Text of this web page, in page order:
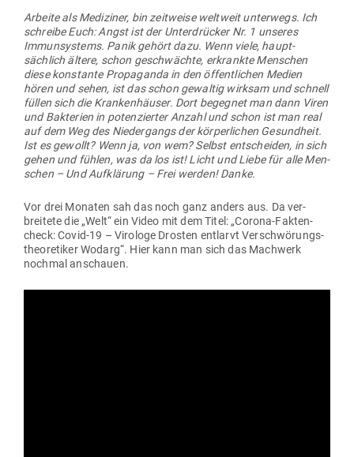
Arbeite als Medi­ziner, bin zeit­weise weltweit unterwegs. Ich
schreibe Euch: Angst ist der Unter­drücker Nr. 1 unseres
Immun­systems. Panik gehört dazu. Wenn viele, haupt­
sächlich ältere, schon geschwächte, erkrankte Men­schen
diese kon­stante Pro­pa­ganda in den öffent­lichen Medien
hören und sehen, ist das schon gewaltig wirksam und schnell
füllen sich die Kran­ken­häuser. Dort begegnet man dann Viren
und Bak­terien in poten­zierter Anzahl und schon ist man real
auf dem Weg des Nie­der­gangs der kör­per­lichen Gesundheit.
Ist es gewollt? Wenn ja, von wem? Selbst ent­scheiden, in sich
gehen und fühlen, was da los ist! Licht und Liebe für alle Men­
schen – Und Auf­klärung – Frei werden! Danke.
Vor drei Monaten sah das noch ganz anders aus. Da ver­
breitete die „Welt“ ein Video mit dem Titel: „Corona-Fak­ten­
check: Covid-19 – Virologe Drosten ent­larvt Ver­schwö­rungs­
theo­re­tiker Wodarg“. Hier kann man sich das Machwerk
nochmal anschauen.